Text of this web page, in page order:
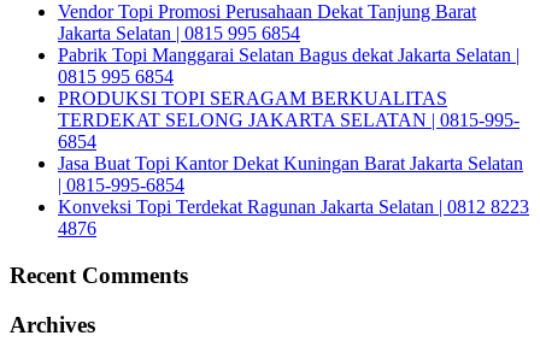
Vendor Topi Promosi Perusahaan Dekat Tanjung Barat
Jakarta Selatan | 0815 995 6854
Pabrik Topi Manggarai Selatan Bagus dekat Jakarta Selatan |
0815 995 6854
PRODUKSI TOPI SERAGAM BERKUALITAS
TERDEKAT SELONG JAKARTA SELATAN | 0815-995-
6854
Jasa Buat Topi Kantor Dekat Kuningan Barat Jakarta Selatan
| 0815-995-6854
Konveksi Topi Terdekat Ragunan Jakarta Selatan | 0812 8223
4876
Recent Comments
Archives